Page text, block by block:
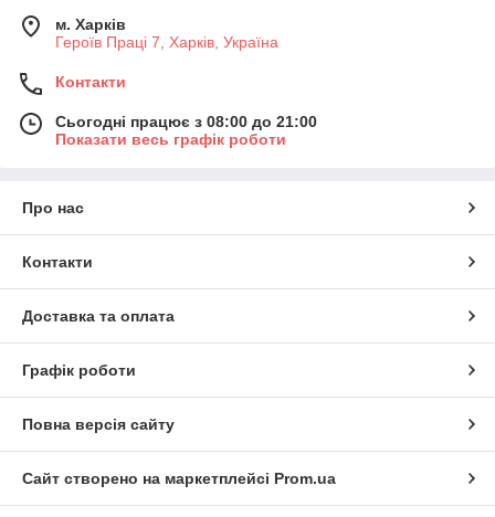
м. Харків
Героїв Праці 7, Харків, Україна
Контакти
Сьогодні працює з 08:00 до 21:00
Показати весь графік роботи
Про нас
Контакти
Доставка та оплата
Графік роботи
Повна версія сайту
Сайт створено на маркетплейсі Prom.ua